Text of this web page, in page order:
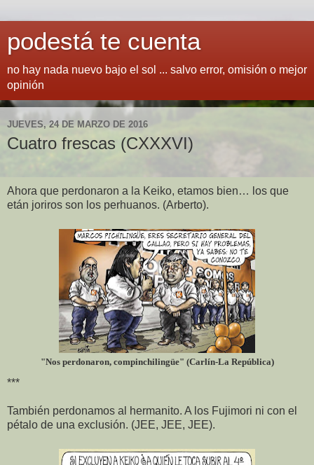
podestá te cuenta
no hay nada nuevo bajo el sol ... salvo error, omisión o mejor
opinión
JUEVES, 24 DE MARZO DE 2016
Cuatro frescas (CXXXVI)
Ahora que perdonaron a la Keiko, etamos bien… los que
etán joriros son los perhuanos. (Arberto).
"Nos perdonaron, compinchilingüe" (Carlín-La República)
***
También perdonamos al hermanito. A los Fujimori ni con el
pétalo de una exclusión. (JEE, JEE, JEE).